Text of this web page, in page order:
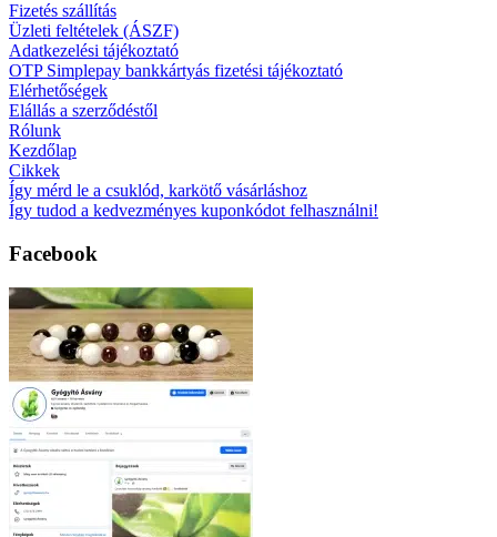
Fizetés szállítás
Üzleti feltételek (ÁSZF)
Adatkezelési tájékoztató
OTP Simplepay bankkártyás fizetési tájékoztató
Elérhetőségek
Elállás a szerződéstől
Rólunk
Kezdőlap
Cikkek
Így mérd le a csuklód, karkötő vásárláshoz
Így tudod a kedvezményes kuponkódot felhasználni!
Facebook